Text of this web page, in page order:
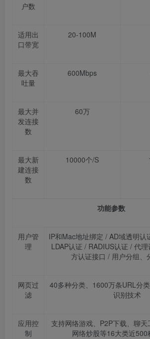
户数
适用出
口带宽
20-100M
最大吞
吐量
600Mbps
最大并
发连接
数
60万
最大新
建连接
数
10000个/S
功能参数
用户管
理
IP和Mac地址绑定 / AD域透明认
LDAP认证 / RADIUS认证 / 代理
方认证接口 / 用户分组、
网页过
滤
40多种分类、 1600万条URL 分
识别技术
应用控
制
支持网络游戏、 P2P下载、聊天
网络炒股等16大类近500